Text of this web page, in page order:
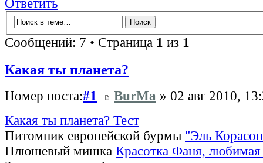
Ответить
Сообщений: 7 • Страница 1 из 1
Какая ты планета?
Номер поста:#1 BurMa » 02 авг 2010,
Какая ты планета? Тест
Питомник европейской бурмы "Эль
Плюшевый мишка Красотка Фаня, любимая